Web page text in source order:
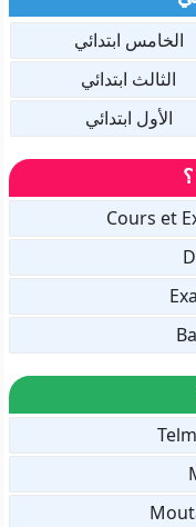
الخامس ابتدائي
الثالث ابتدائي
الأول ابتدائي